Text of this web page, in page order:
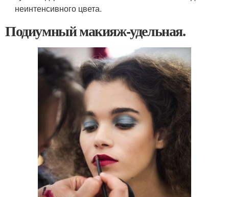
неинтенсивного цвета.
Подиумный макияж-удельная.